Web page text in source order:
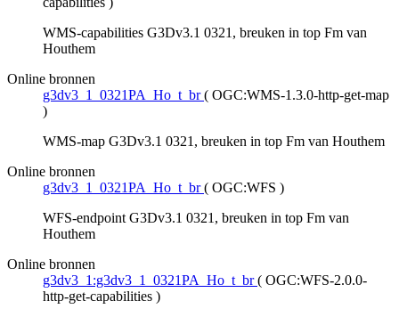
WMS-capabilities G3Dv3.1 0321, breuken in top Fm van
Houthem
Online bronnen
g3dv3_1_0321PA_Ho_t_br ( OGC:WMS-1.3.0-http-get-map
)
WMS-map G3Dv3.1 0321, breuken in top Fm van Houthem
Online bronnen
g3dv3_1_0321PA_Ho_t_br ( OGC:WFS )
WFS-endpoint G3Dv3.1 0321, breuken in top Fm van
Houthem
Online bronnen
g3dv3_1:g3dv3_1_0321PA_Ho_t_br ( OGC:WFS-2.0.0-
http-get-capabilities )